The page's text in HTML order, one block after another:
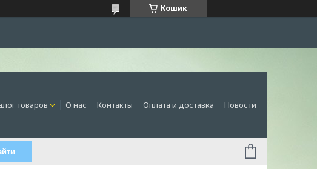
Кошик
товаров О нас Контакты Оплата и доставка Новости